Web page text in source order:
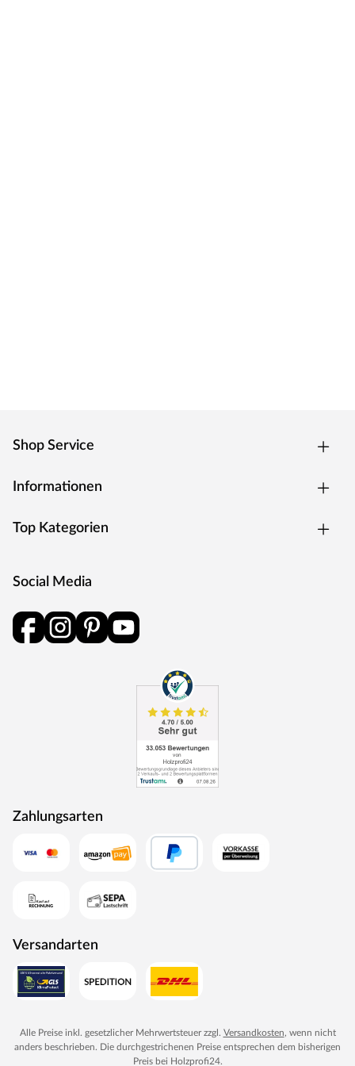
Shop Service
Informationen
Top Kategorien
Social Media
Zahlungsarten
Versandarten
Alle Preise inkl. gesetzlicher Mehrwertsteuer zzgl. Versandkosten, wenn nicht
anders beschrieben. Die durchgestrichenen Preise entsprechen dem bisherigen
Preis bei Holzprofi24.